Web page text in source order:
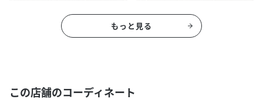
もっと見る
この店舗のコーディネート